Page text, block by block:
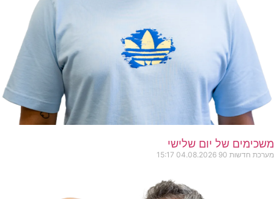
משכימים של יום שלישי
מערכת חדשות 90 04.08.2026
15:17